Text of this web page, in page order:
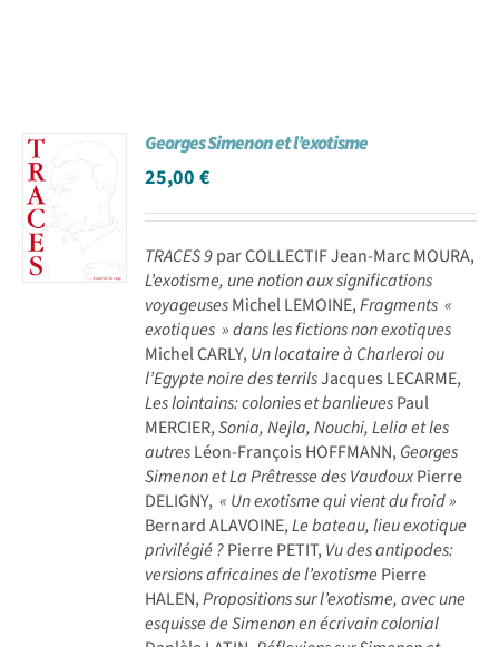
Georges Simenon et l’exotisme
25,00€
TRACES 9par COLLECTIF Jean-Marc MOURA,
L’exotisme, une notion aux significations
voyageusesMichel LEMOINE,Fragments «
exotiques » dans les fictions non exotiques
Michel CARLY,Un locataire à Charleroi ou
l’Egypte noire des terrilsJacques LECARME,
Les lointains: colonies et banlieuesPaul
MERCIER,Sonia, Nejla, Nouchi, Lelia et les
autresLéon-François HOFFMANN,Georges
Simenon et La Prêtresse des VaudouxPierre
DELIGNY,« Un exotisme qui vient du froid »
Bernard ALAVOINE,Le bateau, lieu exotique
privilégié ?Pierre PETIT,Vu des antipodes:
versions africaines de l’exotisme Pierre
HALEN,Propositions sur l’exotisme, avec une
esquisse de Simenon en écrivain colonial